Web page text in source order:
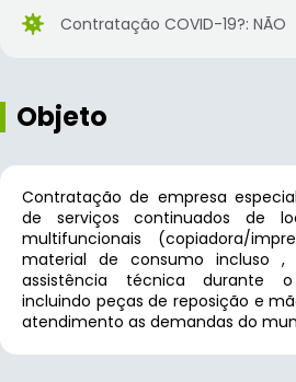
Contratação COVID-19?: NÃO
Objeto
Contratação de empresa
de serviços continuados de
multifuncionais (copiadora/
material de consumo incluso
assistência técnica durante
incluindo peças de reposição e
atendimento as demandas do